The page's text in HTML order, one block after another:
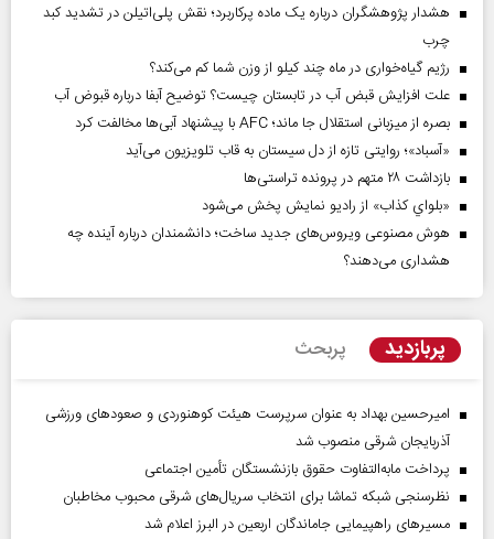
هشدار پژوهشگران درباره یک ماده پرکاربرد؛ نقش پلی‌اتیلن در تشدید کبد
چرب
رژیم گیاه‌خواری در ماه چند کیلو از وزن شما کم می‌کند؟
علت افزایش قبض آب در تابستان چیست؟ توضیح آبفا درباره قبوض آب
بصره از میزبانی استقلال جا ماند؛ AFC با پیشنهاد آبی‌ها مخالفت کرد
«آسباد»؛ روایتی تازه از دل سیستان به قاب تلویزیون می‌آید
بازداشت ۲۸ متهم در پرونده تراستی‌ها
«بلواي کذاب» از رادیو نمایش پخش می‌شود
هوش مصنوعی ویروس‌های جدید ساخت؛ دانشمندان درباره آینده چه
هشداری می‌دهند؟
پربازدید پربحث
امیرحسین بهداد به عنوان سرپرست هیئت کوهنوردی و صعودهای ورزشی
آذربایجان شرقی منصوب شد
پرداخت مابه‌التفاوت حقوق بازنشستگان تأمین اجتماعی
نظرسنجی شبکه تماشا برای انتخاب سریال‌های شرقی محبوب مخاطبان
مسیر‌های راهپیمایی جاماندگان اربعین در البرز اعلام شد